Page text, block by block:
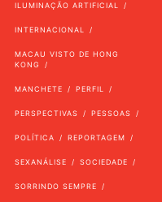
ILUMINAÇÃO ARTIFICIAL
INTERNACIONAL
MACAU VISTO DE HONG
KONG
MANCHETE PERFIL
PERSPECTIVAS PESSOAS
POLÍTICA REPORTAGEM
SEXANÁLISE SOCIEDADE
SORRINDO SEMPRE